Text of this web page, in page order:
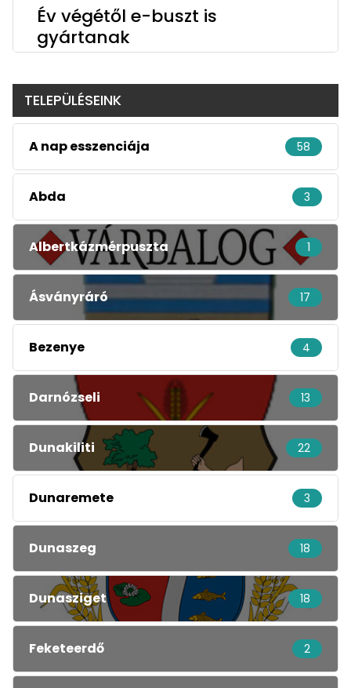
Év végétől e-buszt is
gyártanak
TELEPÜLÉSEINK
A nap esszenciája 58
Abda 3
Albertkázmérpuszta 1
Ásványráró 17
Bezenye 4
Darnózseli 13
Dunakiliti 22
Dunaremete 3
Dunaszeg 18
Dunasziget 18
Feketeerdő 2